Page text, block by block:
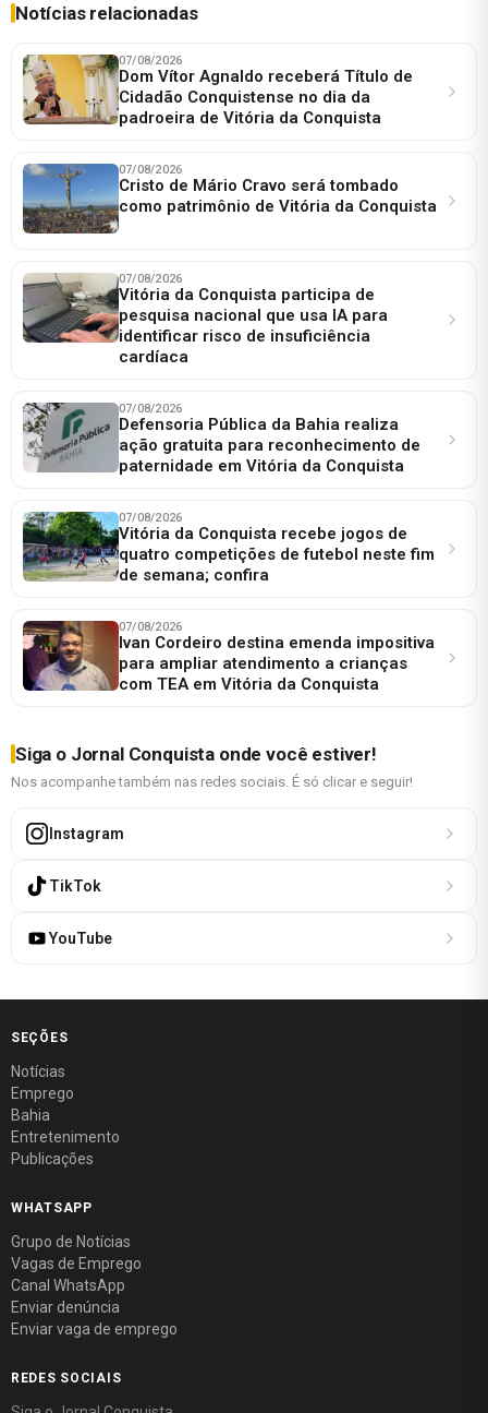
Notícias relacionadas
07/08/2026
Dom Vítor Agnaldo receberá Título de
Cidadão Conquistense no dia da
padroeira de Vitória da Conquista
07/08/2026
Cristo de Mário Cravo será tombado
como patrimônio de Vitória da Conquista
07/08/2026
Vitória da Conquista participa de
pesquisa nacional que usa IA para
identificar risco de insuficiência
cardíaca
07/08/2026
Defensoria Pública da Bahia realiza
ação gratuita para reconhecimento de
paternidade em Vitória da Conquista
07/08/2026
Vitória da Conquista recebe jogos de
quatro competições de futebol neste fim
de semana; confira
07/08/2026
Ivan Cordeiro destina emenda impositiva
para ampliar atendimento a crianças
com TEA em Vitória da Conquista
Siga o Jornal Conquista onde você estiver!
Nos acompanhe também nas redes sociais. É só clicar e seguir!
Instagram
TikTok
YouTube
SEÇÕES
Notícias
Emprego
Bahia
Entretenimento
Publicações
WHATSAPP
Grupo de Notícias
Vagas de Emprego
Canal WhatsApp
Enviar denúncia
Enviar vaga de emprego
REDES SOCIAIS